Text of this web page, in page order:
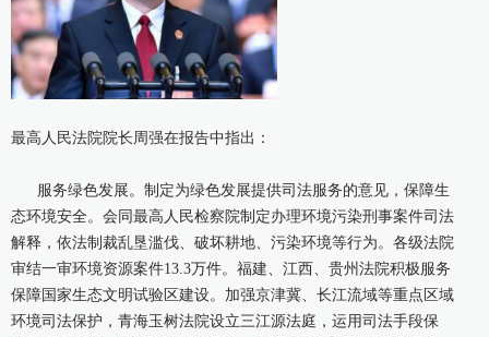
最高人民法院院长周强在报告中指出：
服务绿色发展。制定为绿色发展提供司法服务的意见，保障生
态环境安全。会同最高人民检察院制定办理环境污染刑事案件司法
解释，依法制裁乱垦滥伐、破坏耕地、污染环境等行为。各级法院
审结一审环境资源案件13.3万件。福建、江西、贵州法院积极服务
保障国家生态文明试验区建设。加强京津冀、长江流域等重点区域
环境司法保护，青海玉树法院设立三江源法庭，运用司法手段保